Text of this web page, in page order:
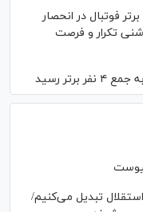
فوتبال در انحصار
تکرار و فرصت
رسید
استقلال تبدیل می‌کنیم/